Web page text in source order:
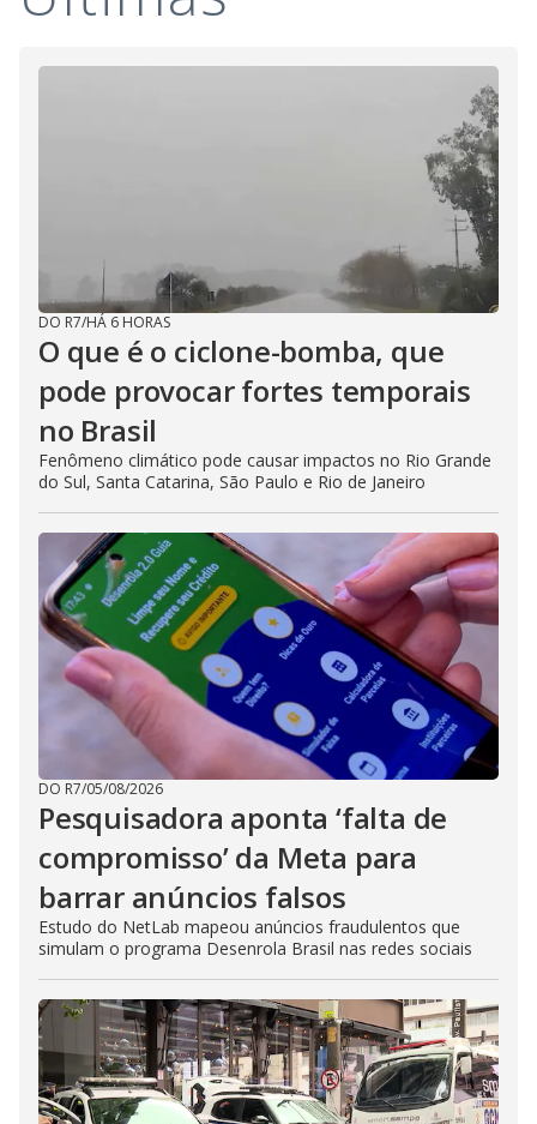
i
o
DO R7/HÁ 6 HORAS
O que é o ciclone-bomba, que
pode provocar fortes temporais
no Brasil
Fenômeno climático pode causar impactos no Rio Grande
do Sul, Santa Catarina, São Paulo e Rio de Janeiro
DO R7/05/08/2026
Pesquisadora aponta ‘falta de
compromisso’ da Meta para
barrar anúncios falsos
Estudo do NetLab mapeou anúncios fraudulentos que
simulam o programa Desenrola Brasil nas redes sociais